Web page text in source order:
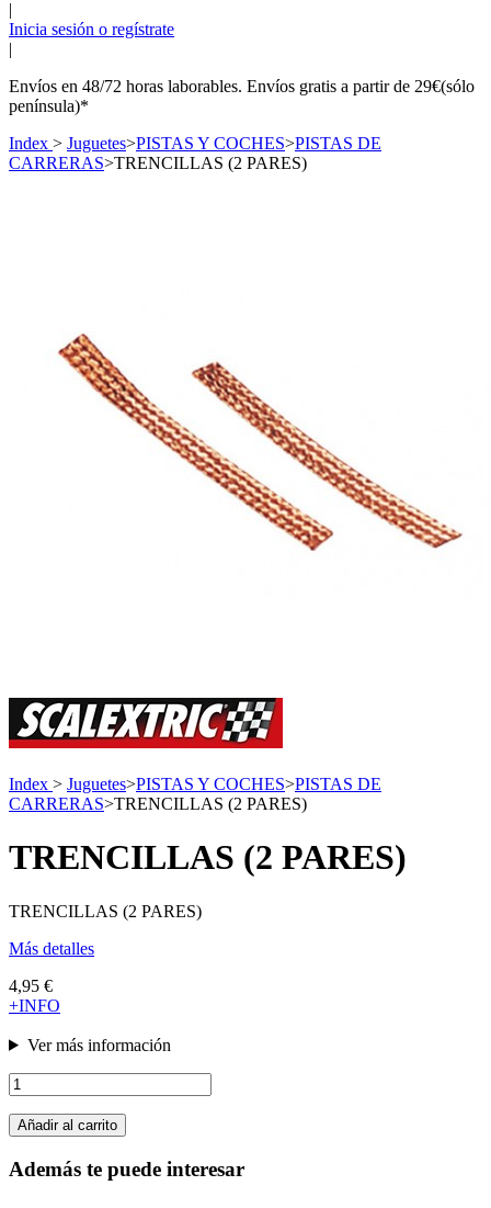
|
Inicia sesión o regístrate
|
Envíos en 48/72 horas laborables. Envíos gratis a partir de 29€(sólo
península)*
Index > Juguetes>PISTAS Y COCHES>PISTAS DE
CARRERAS>TRENCILLAS (2 PARES)
Index > Juguetes>PISTAS Y COCHES>PISTAS DE
CARRERAS>TRENCILLAS (2 PARES)
TRENCILLAS (2 PARES)
TRENCILLAS (2 PARES)
Más detalles
4,95 €
+INFO
Ver más información
Añadir al carrito
Además te puede interesar